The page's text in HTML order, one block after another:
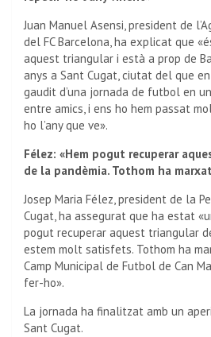
Juan Manuel Asensi, president de
del FC Barcelona, ha explicat que
aquest triangular i està a prop de
anys a Sant Cugat, ciutat del que
gaudit d’una jornada de futbol en
entre amics, i ens ho hem passat
ho l’any que ve».
Félez: «Hem pogut recuperar
de la pandèmia. Tothom ha
Josep Maria Félez, president de la
Cugat, ha assegurat que ha estat
pogut recuperar aquest triangular
estem molt satisfets. Tothom ha
Camp Municipal de Futbol de Can
fer-ho».
La jornada ha finalitzat amb un
Sant Cugat.